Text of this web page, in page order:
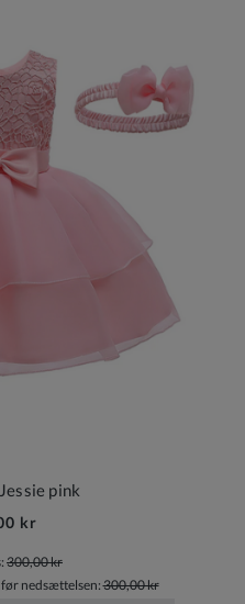
pink
kr
300,00 kr
før nedsættelsen:300,00 kr